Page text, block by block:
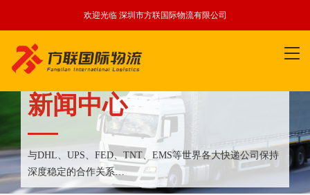
欢迎光临 深圳市方联国际物流有限公司
新闻中心
与DHL、UPS、FED、TNT、EMS等世界各大快递公司保持
深度稳定的合作关系
整合全球优质物流运输资源,满足国内外客户更多个性化需求